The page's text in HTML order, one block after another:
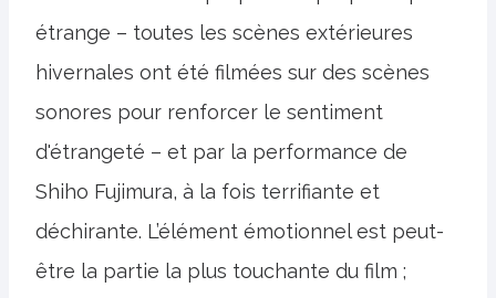
étrange – toutes les scènes extérieures
hivernales ont été filmées sur des scènes
sonores pour renforcer le sentiment
d'étrangeté – et par la performance de
Shiho Fujimura, à la fois terrifiante et
déchirante. L’élément émotionnel est peut-
être la partie la plus touchante du film ;